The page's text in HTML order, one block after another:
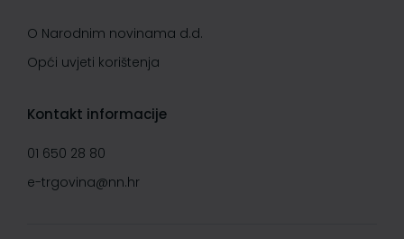
O Narodnim novinama d.d.
Opći uvjeti korištenja
Kontakt informacije
01 650 28 80
e-trgovina@nn.hr